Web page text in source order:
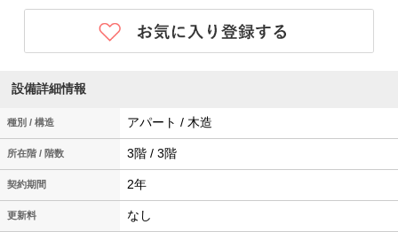
設備詳細情報
種別 / 構造 アパート / 木造
所在階 / 階数 3階 / 3階
契約期間 2年
更新料 なし